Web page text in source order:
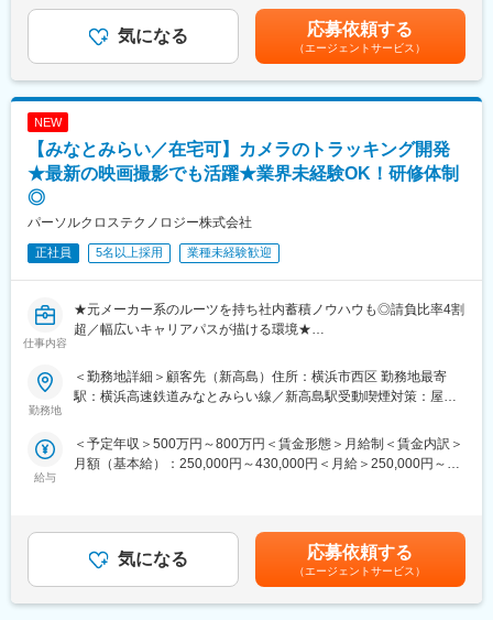
あり活躍していただいております。
【経営の安定】
・自己資本比率65.8％で経営安定（※通常40％以上あれば健
全）。
さらに、売上・経常利益ともに年々増加傾向にあります。
株式上場後は20年以上黒字経営が続いています。
初任給も年々アップしています。
【長期就業のための手厚いサポート】
・男性の育児・看護休暇も運用実績あり
からの復帰率100％
・子ども手当（18歳まで月1万円）
・持株会や確定拠出年金などの資産形成サポートも充実
■当社について：
アルプス技研は「機電一体型の設計事務所」として1968年に創
域の技術サービスを提供することで成長し、高度ネットワーク社
会への変遷に伴い、通信技術・WEB技術・アプリケーション開発
術力を持つ4,500名超のエンジニアたちが活躍しています。
給■給与改定：年1回（7月）賃金はあくまでも目安の金額であ
り、選考を通じて上下する可能性があります。月給(月額)は固定手
当を含めた表記です。
気になる 応募依頼する
（エージェントサービス）
NEW
【みなとみらい／在宅可】カメラのトラッキング開発
★最新の映画撮影でも活躍★業界未経験OK！研修体制
◎
パーソルクロステクノロジー株式会社
正社員 5名以上採用 業種未経験歓迎
仕事内容
★元メーカー系のルーツを持ち社内蓄積ノウハウも◎請負比率4割
超／幅広いキャリアパスが描ける環境★
以上活躍中！ダイバーシティ推進◎★
クション向けのカメラ開発をお任せします。
加や品質向上/改善の提案を主に行っていただきます。
【工程】
基本設計、詳細設計、プログラミング、結合テスト
勤務地
＜勤務地詳細＞顧客先（新高島）住所：横浜市西区 勤務地最寄
駅：横浜高速鉄道みなとみらい線／新高島駅受動喫煙対策：屋内
む）
給与
＜予定年収＞500万円～800万円＜賃金形態＞月給制＜賃金内訳＞
月額（基本給）：250,000円～430,000円＜月給＞250,000円～
歳 ～570万35歳 ～690万40歳 ～760万45歳 ～870万賃金は
あくまでも目安の金額であり、選考を通じて上下する可能性があ
ります。月給(月額)は固定手当を含めた表記です。
気になる 応募依頼する
（エージェントサービス）